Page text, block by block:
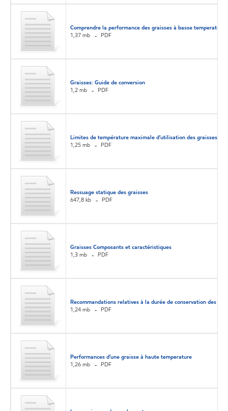
Comprendre la performance des graisses à basse temperature
1,37 mb
PDF
Graisses: Guide de conversion
1,2 mb
PDF
Limites de température maximale d’utilisation des graisses
1,25 mb
PDF
Ressuage statique des graisses
647,8 kb
PDF
Graisses Composants et caractéristiques
1,3 mb
PDF
Recommandations relatives à la durée de conservation des
1,24 mb
PDF
Performances d’une graisse à haute temperature
1,26 mb
PDF